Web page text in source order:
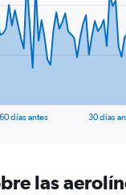
60 días antes 30 días
las